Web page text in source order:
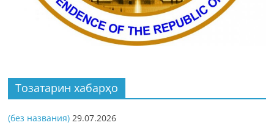
Тозатарин хабарҳо
(без названия) 29.07.2026